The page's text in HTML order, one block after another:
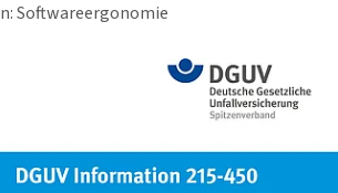
Softwareergonomie